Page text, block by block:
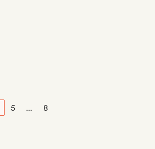
5 ... 8